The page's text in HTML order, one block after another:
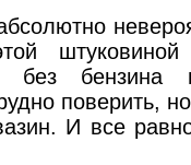
штуковиной
бензина
поверить,
И все